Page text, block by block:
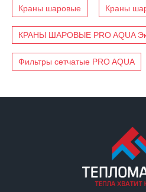
Краны шаровые Краны
КРАНЫ ШАРОВЫЕ PRO AQUA
Фильтры сетчатые PRO AQUA